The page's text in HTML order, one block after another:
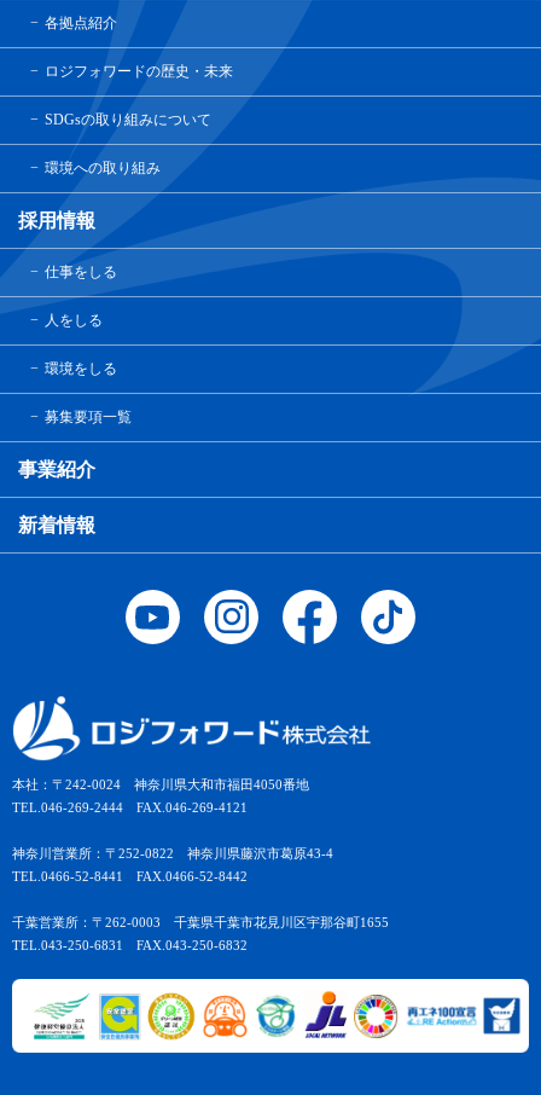
本社：〒242-0024 神奈川県大和市福田4050番地
TEL.046-269-2444 FAX.046-269-4121
神奈川営業所：〒252-0822 神奈川県藤沢市葛原43-4
TEL.0466-52-8441 FAX.0466-52-8442
千葉営業所：〒262-0003 千葉県千葉市花見川区宇那谷町1655
TEL.043-250-6831 FAX.043-250-6832
各拠点紹介
ロジフォワードの歴史・未来
SDGsの取り組みについて
環境への取り組み
採用情報
仕事をしる
人をしる
環境をしる
募集要項一覧
事業紹介
新着情報